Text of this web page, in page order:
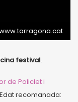
festival.
de Policlet i
recomanada: